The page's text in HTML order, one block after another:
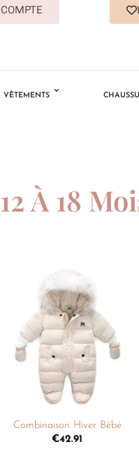
COMPTE
VÊTEMENTS
12 À 18
liste de
souhaits
Combinaison Hiver Bébé
€42.91